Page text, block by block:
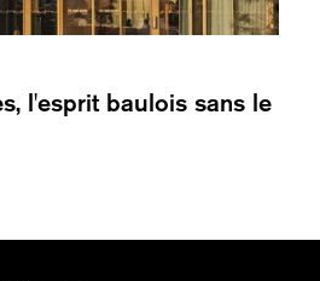
l'esprit baulois sans le